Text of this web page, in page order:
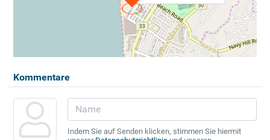
Kommentare
Indem Sie auf Senden klicken, stimmen Sie hiermit